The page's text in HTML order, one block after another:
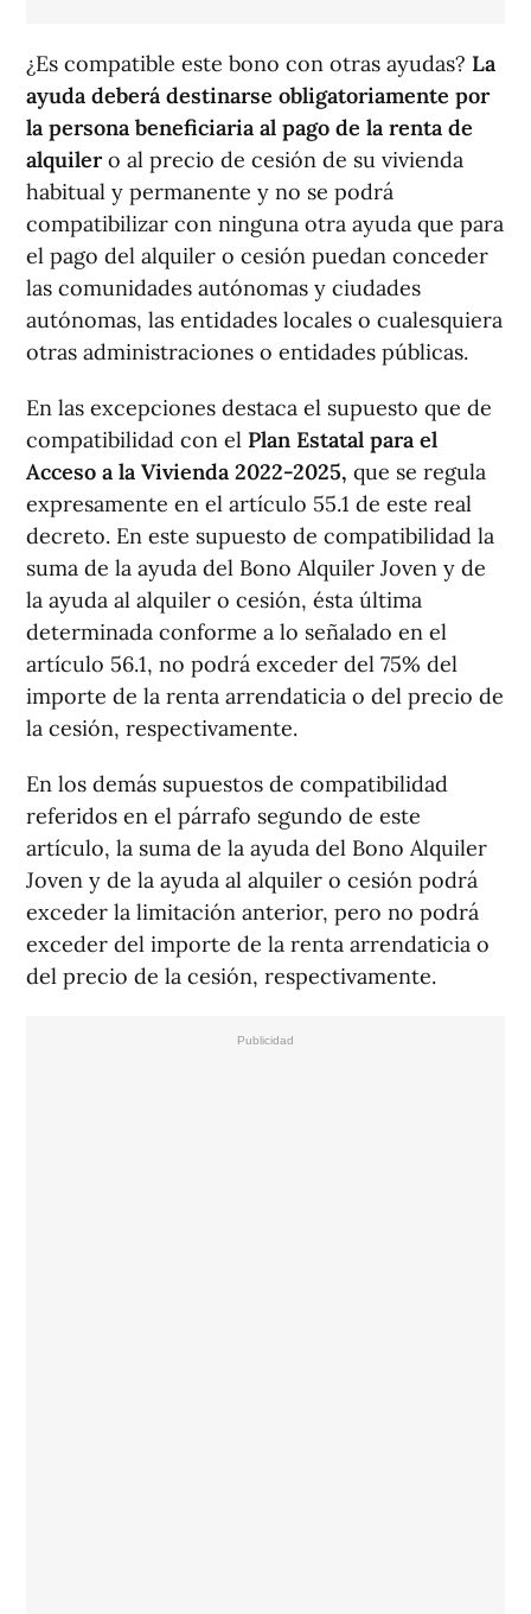
¿Es compatible este bono con otras ayudas? La
ayuda deberá destinarse obligatoriamente por
la persona beneficiaria al pago de la renta de
alquilero al precio de cesión de su vivienda
habitual y permanente y no se podrá
compatibilizar con ninguna otra ayuda que para
el pago del alquiler o cesión puedan conceder
las comunidades autónomas y ciudades
autónomas, las entidades locales o cualesquiera
otras administraciones o entidades públicas.
En las excepciones destaca el supuesto que de
compatibilidad con el Plan Estatal para el
Acceso a la Vivienda 2022-2025, que se regula
expresamente en el artículo 55.1 de este real
decreto. En este supuesto de compatibilidad la
suma de la ayuda del Bono Alquiler Joven y de
la ayuda al alquiler o cesión, ésta última
determinada conforme a lo señalado en el
artículo 56.1, no podrá exceder del 75% del
importe de la renta arrendaticia o del precio de
la cesión, respectivamente.
En los demás supuestos de compatibilidad
referidos en el párrafo segundo de este
artículo, la suma de la ayuda del Bono Alquiler
Joven y de la ayuda al alquiler o cesión podrá
exceder la limitación anterior, pero no podrá
exceder del importe de la renta arrendaticia o
del precio de la cesión, respectivamente.